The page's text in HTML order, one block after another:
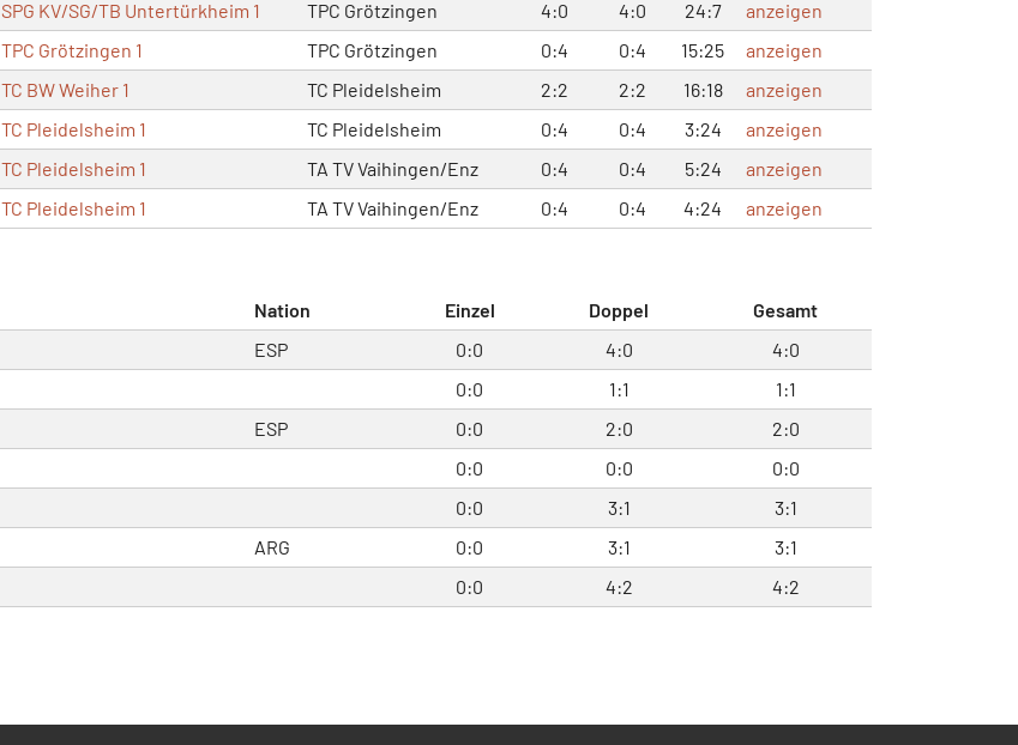
SPG KV/SG/TB Untertürkheim 1 TPC Grötzingen 4:0 4:0 24:7
anzeigen
TPC Grötzingen 1 TPC Grötzingen 0:4 0:4 15:25
anzeigen
TC BW Weiher 1 TC Pleidelsheim 2:2 2:2 16:18
anzeigen
TC Pleidelsheim 1 TC Pleidelsheim 0:4 0:4 3:24
anzeigen
TC Pleidelsheim 1 TA TV Vaihingen/Enz 0:4 0:4 5:24
anzeigen
TC Pleidelsheim 1 TA TV Vaihingen/Enz 0:4 0:4 4:24 anzeigen
Nation Einzel Doppel
Gesamt
ESP 0:0 4:0
4:0
0:0 1:1
1:1
ESP 0:0 2:0
2:0
0:0 0:0
0:0
0:0 3:1
3:1
ARG 0:0 3:1
3:1
0:0 4:2 4:2